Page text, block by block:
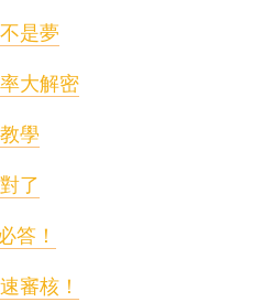
是夢
大解密
學
了
答！
審核！